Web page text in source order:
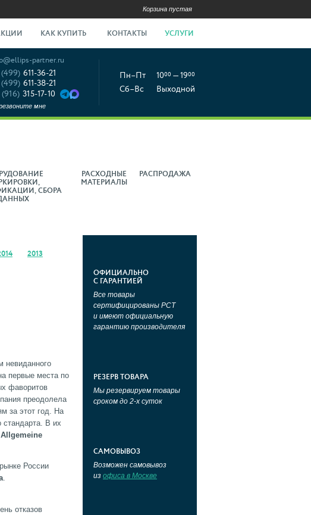
Корзина пустая
КАК КУПИТЬ КОНТАКТЫ УСЛУГИ
partner.ru
(499) 611-36-21
(499) 611-38-21
(916) 315-17-10
мне
Пн–Пт 1000 — 1900
Сб–Вс Выходной
СБОРА
РАСХОДНЫЕ
МАТЕРИАЛЫ
РАСПРОДАЖА
2013
невиданного
первые места по
фаворитов
преодолела
за этот год. На
стандарта. В их
России
.
отказов
ОФИЦИАЛЬНО
С ГАРАНТИЕЙ
Все товары
сертифицированы РСТ
и имеют официальную
гарантию производителя
РЕЗЕРВ ТОВАРА
Мы резервируем товары
сроком до 2-х суток
САМОВЫВОЗ
Возможен самовывоз
из офиса в Москве